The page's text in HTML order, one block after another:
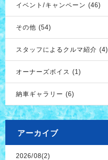
イベント/キャンペーン (46)
その他 (54)
スタッフによるクルマ紹介 (4)
オーナーズボイス (1)
納車ギャラリー (6)
アーカイブ
2026/08(2)